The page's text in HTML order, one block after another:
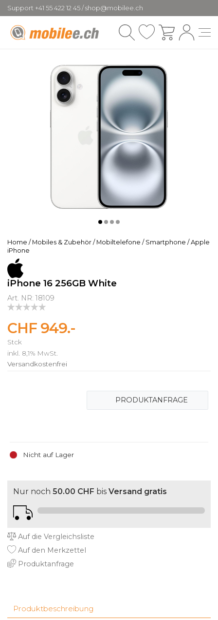
Support +41 55 422 12 45 / shop@mobilee.ch
Home / Mobiles & Zubehör / Mobiltelefone / Smartphone / Apple
iPhone
iPhone 16 256GB White
Art. NR: 18109
CHF 949.-
Stck
inkl. 8,1% MwSt.
Versandkostenfrei
Nicht auf Lager
PRODUKTANFRAGE
Nur noch 50.00 CHF bis Versand gratis
Auf die Vergleichsliste
Auf den Merkzettel
Produktanfrage
Produktbeschreibung